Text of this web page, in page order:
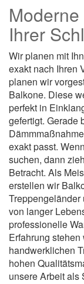
Ihrer
Wir planen mit
exakt nach Ihren
planen wir
Balkone. Diese
perfekt in
gefertigt. Gerade
exakt passt.
suchen, dann
Betracht. Als
erstellen wir
Treppengeländer
von langer
professionelle
Erfahrung
handwerklichen
hohen
unsere Arbeit als